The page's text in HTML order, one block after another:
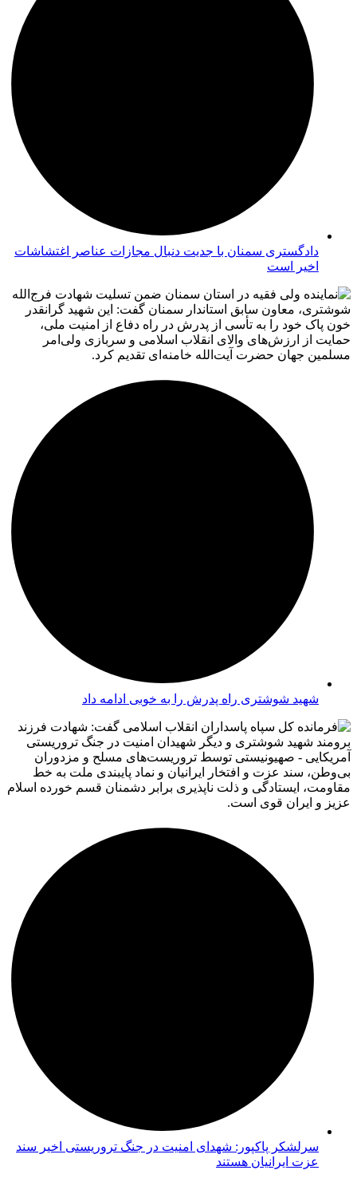
دادگستری سمنان با جدیت دنبال مجازات عناصر اغتشاشات
اخیر است
شهید شوشتری راه پدرش را به خوبی ادامه داد
سرلشکر پاکپور: شهدای امنیت در جنگ تروریستی اخیر سند
عزت ایرانیان هستند